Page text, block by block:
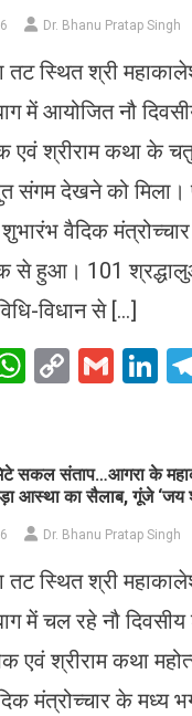
Dr. Bhanu Pratap Singh
स्थित श्री
में आयोजित नौ
एवं श्रीराम कथा के
संगम देखने को मिला।
वैदिक
से हुआ। 101
विधान से […]
WhatsApp
Copy
सकल संताप…आगरा के
आस्था का सैलाब, गूंजे ‘जय
Dr. Bhanu Pratap Singh
स्थित श्री
में चल रहे नौ दिवसीय
एवं श्रीराम कथा
मंत्रोच्चार के मध्य